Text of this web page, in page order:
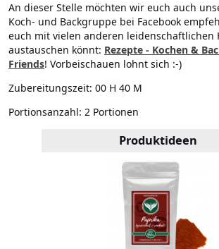
An dieser Stelle möchten wir euch auch
Koch- und Backgruppe bei Facebook
euch mit vielen anderen leidenschaftlichen
austauschen könnt: Rezepte - Kochen &
Friends! Vorbeischauen lohnt sich :-)
Zubereitungszeit: 00 H 40 M
Portionsanzahl: 2 Portionen
Produktideen